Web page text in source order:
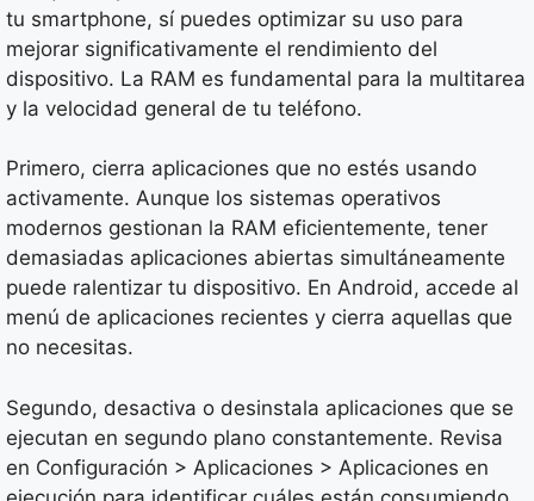
tu smartphone, sí puedes optimizar su uso para
mejorar significativamente el rendimiento del
dispositivo. La RAM es fundamental para la multitarea
y la velocidad general de tu teléfono.
Primero, cierra aplicaciones que no estés usando
activamente. Aunque los sistemas operativos
modernos gestionan la RAM eficientemente, tener
demasiadas aplicaciones abiertas simultáneamente
puede ralentizar tu dispositivo. En Android, accede al
menú de aplicaciones recientes y cierra aquellas que
no necesitas.
Segundo, desactiva o desinstala aplicaciones que se
ejecutan en segundo plano constantemente. Revisa
en Configuración > Aplicaciones > Aplicaciones en